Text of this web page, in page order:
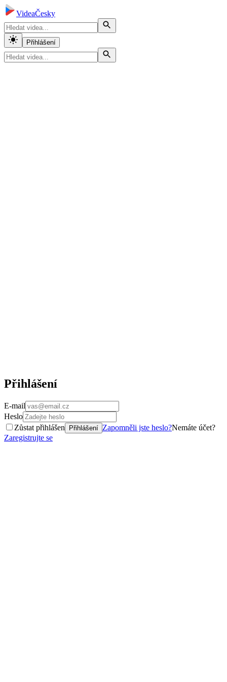
VideaČesky
Přihlášení
Přihlášení
E-mail
Heslo
Zůstat přihlášen
Přihlášení Zapomněli jste heslo?Nemáte účet?
Zaregistrujte se